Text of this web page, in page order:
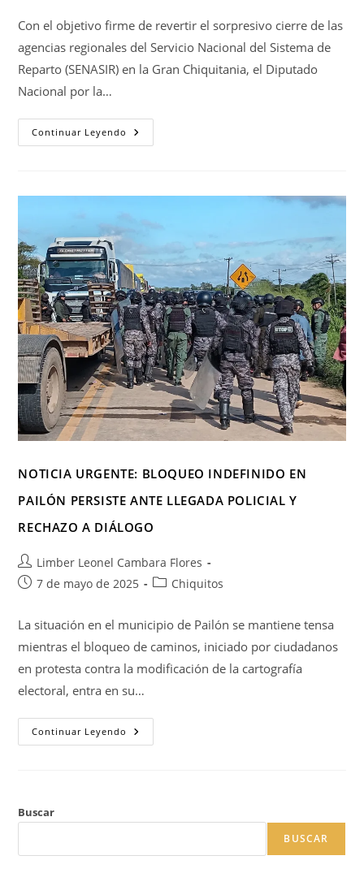
Con el objetivo firme de revertir el sorpresivo cierre de las
agencias regionales del Servicio Nacional del Sistema de
Reparto (SENASIR) en la Gran Chiquitania, el Diputado
Nacional por la…
Continuar Leyendo
NOTICIA URGENTE: BLOQUEO INDEFINIDO EN
PAILÓN PERSISTE ANTE LLEGADA POLICIAL Y
RECHAZO A DIÁLOGO
Limber Leonel Cambara Flores
7 de mayo de 2025
Chiquitos
La situación en el municipio de Pailón se mantiene tensa
mientras el bloqueo de caminos, iniciado por ciudadanos
en protesta contra la modificación de la cartografía
electoral, entra en su…
Continuar Leyendo
Buscar
BUSCAR